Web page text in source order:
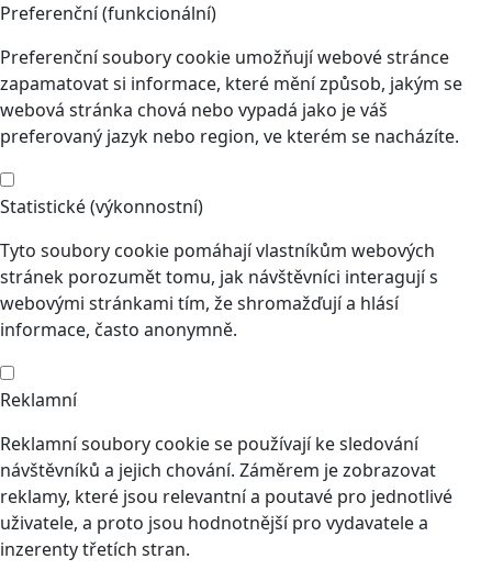
Preferenční (funkcionální)
Preferenční soubory cookie umožňují webové stránce
zapamatovat si informace, které mění způsob, jakým se
webová stránka chová nebo vypadá jako je váš
preferovaný jazyk nebo region, ve kterém se nacházíte.
Statistické (výkonnostní)
Tyto soubory cookie pomáhají vlastníkům webových
stránek porozumět tomu, jak návštěvníci interagují s
webovými stránkami tím, že shromažďují a hlásí
informace, často anonymně.
Reklamní
Reklamní soubory cookie se používají ke sledování
návštěvníků a jejich chování. Záměrem je zobrazovat
reklamy, které jsou relevantní a poutavé pro jednotlivé
uživatele, a proto jsou hodnotnější pro vydavatele a
inzerenty třetích stran.